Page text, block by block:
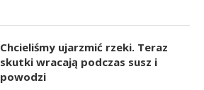
Chcieliśmy ujarzmić rzeki. Teraz
skutki wracają podczas susz i
powodzi